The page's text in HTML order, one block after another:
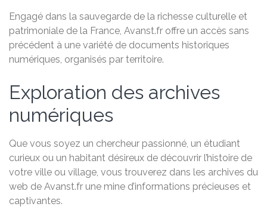
Engagé dans la sauvegarde de la richesse culturelle et
patrimoniale de la France, Avanst.fr offre un accès sans
précédent à une variété de documents historiques
numériques, organisés par territoire.
Exploration des archives
numériques
Que vous soyez un chercheur passionné, un étudiant
curieux ou un habitant désireux de découvrir l’histoire de
votre ville ou village, vous trouverez dans les archives du
web de Avanst.fr une mine d’informations précieuses et
captivantes.